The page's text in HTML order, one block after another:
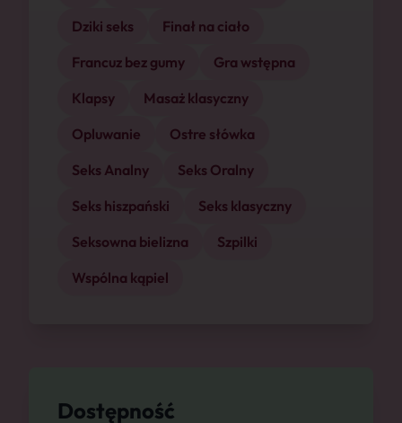
Dziki seks
Finał na ciało
Francuz bez gumy
Gra wstępna
Klapsy
Masaż klasyczny
Opluwanie
Ostre słówka
Seks Analny
Seks Oralny
Seks hiszpański
Seks klasyczny
Seksowna bielizna
Szpilki
Wspólna kąpiel
Dostępność